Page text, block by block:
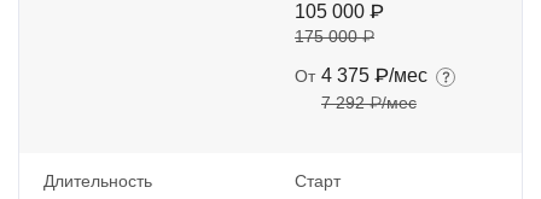
105 000 ₽
175 000 ₽
От 4 375 ₽/мес
7 292 ₽/мес
Длительность Старт